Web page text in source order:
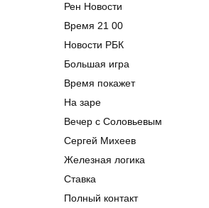
Рен Новости
Время 21 00
Новости РБК
Большая игра
Время покажет
На заре
Вечер с Соловьевым
Сергей Михеев
Железная логика
Ставка
Полный контакт